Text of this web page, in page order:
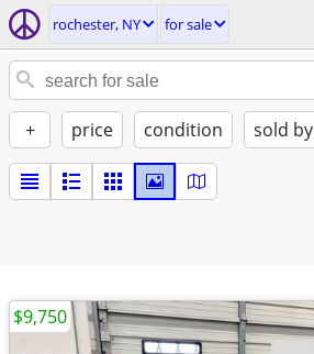
rochester, NY for sale
+ price condition sold by
$9,750